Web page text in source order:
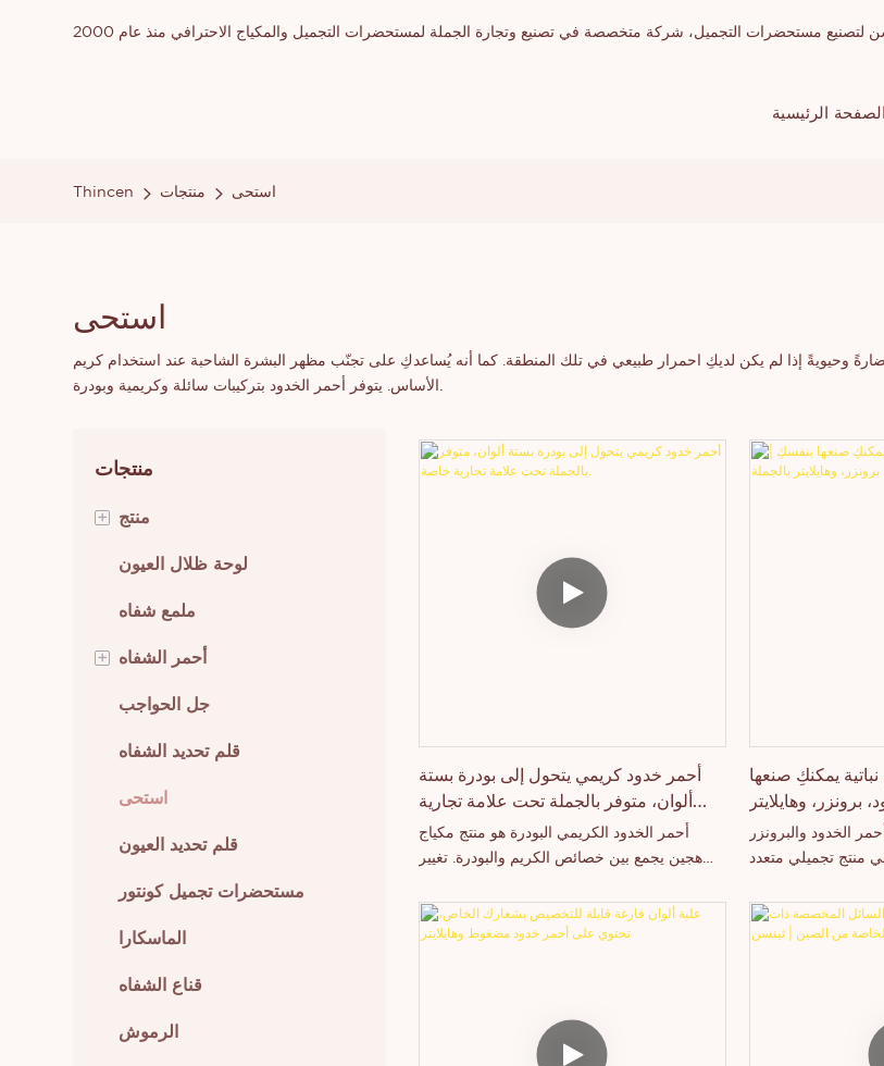
لتصنيع مستحضرات التجميل، شركة متخصصة في تصنيع وتجارة الجملة لمستحضرات التجميل والمكياج الاحترافي منذ عام 2000
الصفحة الرئيسية
Thincen منتجات استحى
استحى
وحيويةً إذا لم يكن لديكِ احمرار طبيعي في تلك المنطقة. كما أنه يُساعدكِ على تجنّب مظهر البشرة الشاحبة عند استخدام كريم
منتجات
+ منتج
مكياج العيون
مكياج الشفاه
أدوات التجميل
مكياج الوجه
العناية بالبشرة
مكياج الجسم
الوافدون الجدد
أفضل مستحضرات التجميل
لوحة ظلال العيون
ملمع شفاه
+ أحمر الشفاه
أحمر شفاه كريمي
أحمر شفاه سائل
جل الحواجب
قلم تحديد الشفاه
استحى
قلم تحديد العيون
مستحضرات تجميل كونتور
الماسكارا
قناع الشفاه
الرموش
أحمر خدود كريمي يتحول إلى بودرة بستة
ألوان، متوفر بالجملة تحت علامة تجارية
خاصة.
أحمر الخدود الكريمي البودرة هو منتج مكياج
هجين يجمع بين خصائص الكريم والبودرة. تغيير
بملمس كريمي ناعم وسهل التوزيع؛ بعد ملامسته
للبشرة ومزجه برفق، يتبخر الماء أو الزيت
يمكنكِ صنعها
وهايلايتر
بالجملة
الخدود والبرونزر
هي منتج تجميلي متعدد
بتركيبة غنية بالأصباغ
سهولة الاستخدام،
يتيح للمستخدمين نحت
واحد. متوفرة للبيع